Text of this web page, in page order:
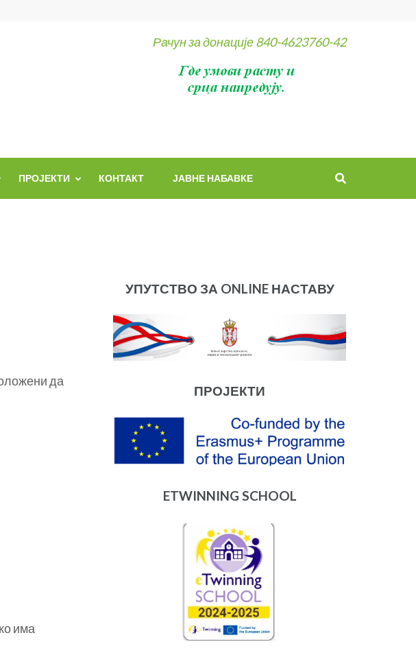
Рачун за донације 840-4623760-42
ПРОЈЕКТИ КОНТАКТ ЈАВНЕ НАБАВКЕ
да
има
УПУТСТВО ЗА ONLINE НАСТАВУ
ПРОЈЕКТИ
ETWINNING SCHOOL